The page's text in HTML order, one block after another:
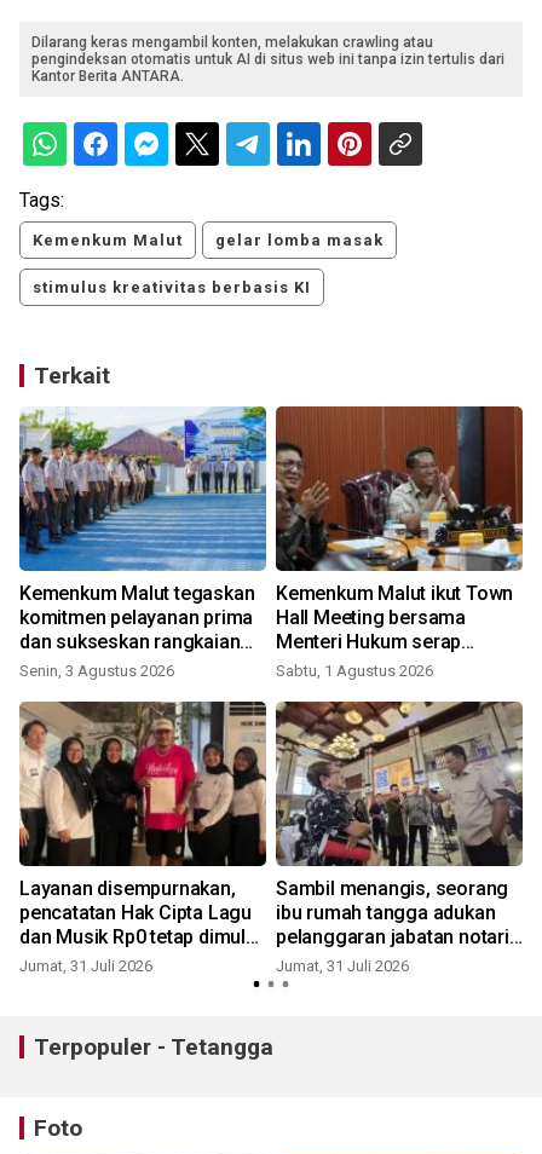
Dilarang keras mengambil konten, melakukan crawling atau
pengindeksan otomatis untuk AI di situs web ini tanpa izin tertulis dari
Kantor Berita ANTARA.
Tags:
Kemenkum Malut gelar lomba masak
stimulus kreativitas berbasis KI
Terkait
Kemenkum Malut tegaskan
komitmen pelayanan prima
dan sukseskan rangkaian
Hari Pengayoman ke-81
Senin, 3 Agustus 2026
Kemenkum Malut ikut Town
Hall Meeting bersama
Menteri Hukum serap
aspirasi ASN di daerah
Sabtu, 1 Agustus 2026
Layanan disempurnakan,
pencatatan Hak Cipta Lagu
dan Musik Rp0 tetap dimulai
1 Agustus
Jumat, 31 Juli 2026
Sambil menangis, seorang
ibu rumah tangga adukan
pelanggaran jabatan notaris
ke Menteri Hukum
Jumat, 31 Juli 2026
Terpopuler - Tetangga
Foto